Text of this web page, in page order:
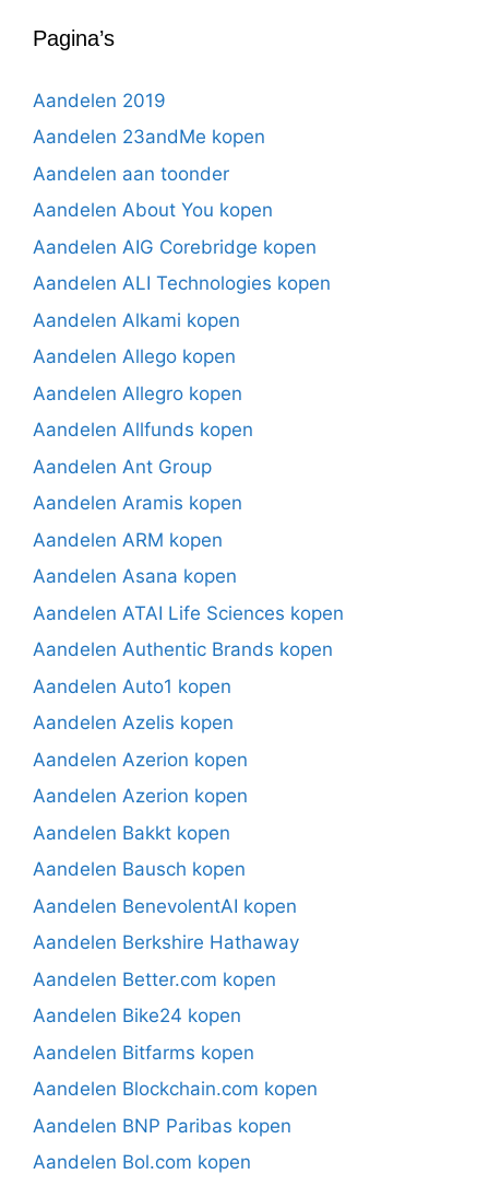
Pagina’s
Aandelen 2019
Aandelen 23andMe kopen
Aandelen aan toonder
Aandelen About You kopen
Aandelen AIG Corebridge kopen
Aandelen ALI Technologies kopen
Aandelen Alkami kopen
Aandelen Allego kopen
Aandelen Allegro kopen
Aandelen Allfunds kopen
Aandelen Ant Group
Aandelen Aramis kopen
Aandelen ARM kopen
Aandelen Asana kopen
Aandelen ATAI Life Sciences kopen
Aandelen Authentic Brands kopen
Aandelen Auto1 kopen
Aandelen Azelis kopen
Aandelen Azerion kopen
Aandelen Azerion kopen
Aandelen Bakkt kopen
Aandelen Bausch kopen
Aandelen BenevolentAI kopen
Aandelen Berkshire Hathaway
Aandelen Better.com kopen
Aandelen Bike24 kopen
Aandelen Bitfarms kopen
Aandelen Blockchain.com kopen
Aandelen BNP Paribas kopen
Aandelen Bol.com kopen